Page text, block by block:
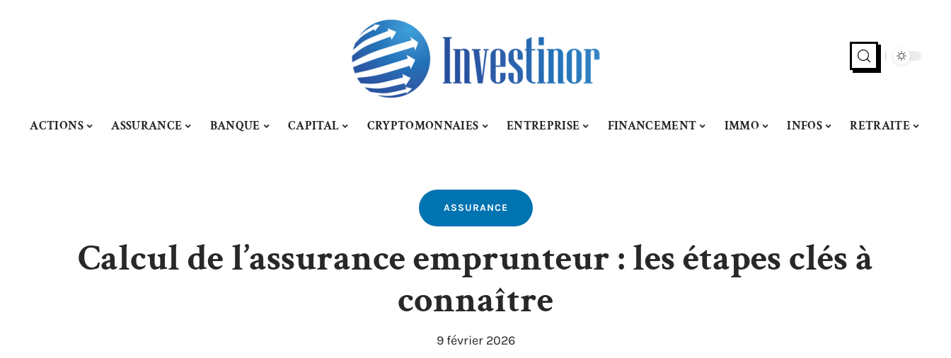
ACTIONS ASSURANCE BANQUE CAPITAL CRYPTOMONNAIES ENTREPRISE FINANCEMENT IMMO INFOS RETRAITE
ASSURANCE
Calcul de l’assurance emprunteur : les étapes clés à
connaître
9 février 2026